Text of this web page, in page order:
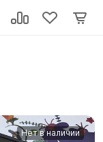
Нет в наличии